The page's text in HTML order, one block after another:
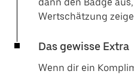
Wertschätzung
Das gewisse Extra
Wenn dir ein